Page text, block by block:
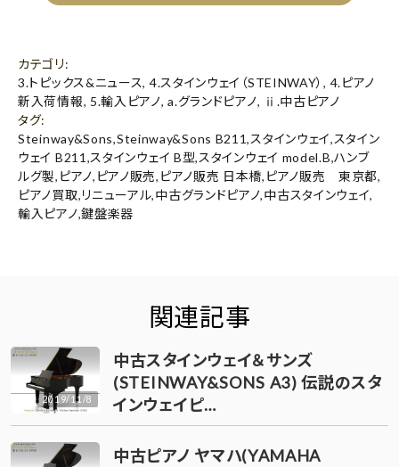
カテゴリ:
3.トピックス&ニュース, 4.スタインウェイ（STEINWAY）, 4.ピアノ
新入荷情報, 5.輸入ピアノ,a.グランドピアノ, ⅱ.中古ピアノ
タグ:
Steinway&Sons,Steinway&Sons B211,スタインウェイ,スタイン
ウェイ B211 ,スタインウェイ B型,スタインウェイ model.B,ハンブ
ルグ製, ピアノ, ピアノ販売, ピアノ販売 日本橋, ピアノ販売 東京都,
ピアノ買取,リニューアル,中古グランドピアノ,中古スタインウェイ,
輸入ピアノ,鍵盤楽器
関連記事
2019/11/8
中古スタインウェイ＆サンズ
(STEINWAY&SONS A3) 伝説のスタ
インウェイピ…
中古ピアノ ヤマハ(YAMAHA